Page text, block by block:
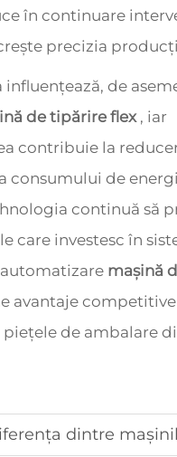
în continuare
precizia
de
de tipărire flex, iar
contribuie la
consumului de
continuă să
care investesc în
mașină
avantaje
de ambalare
dintre mașinile de fabricat pahare de hârtie cu viteză